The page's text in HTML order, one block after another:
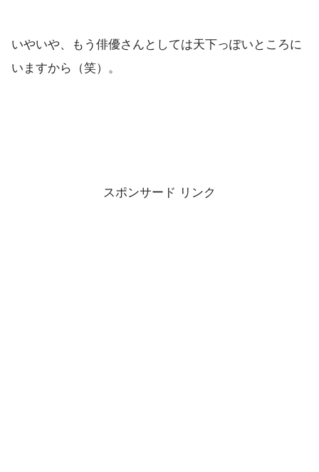
いやいや、もう俳優さんとしては天下っぽいところに
いますから（笑）。
スポンサード リンク